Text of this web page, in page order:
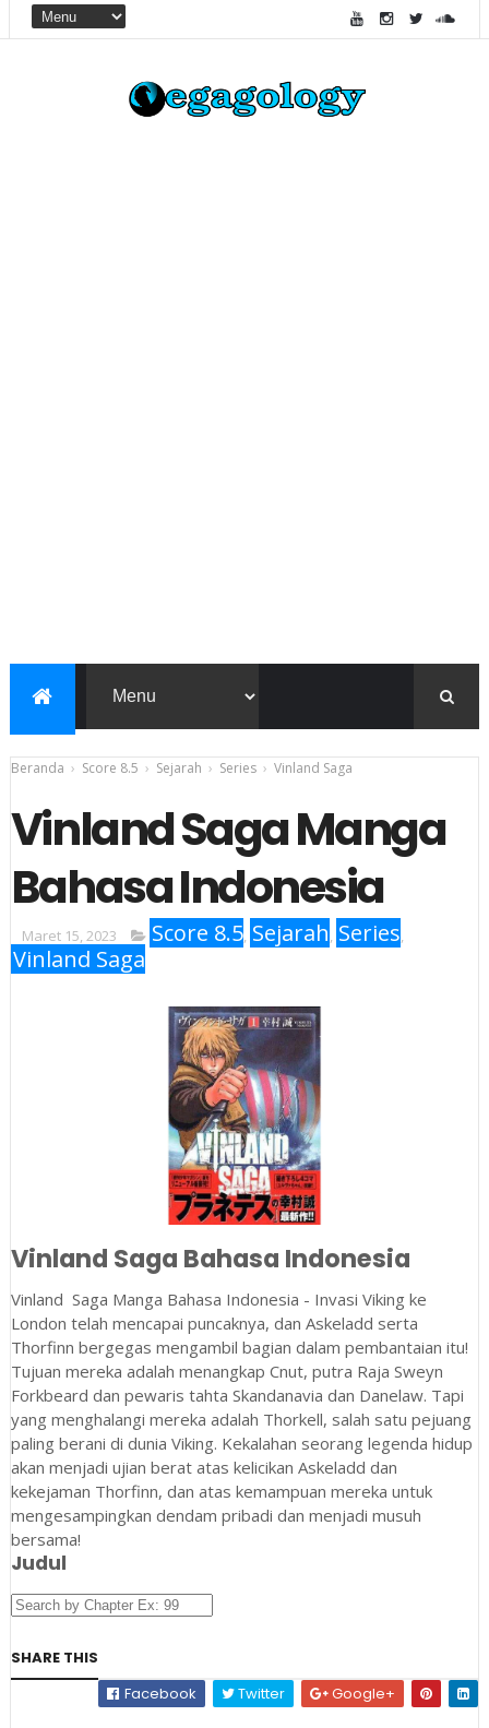
Beranda › Score 8.5 › Sejarah › Series › Vinland Saga
Vinland Saga Manga
Bahasa Indonesia
Maret 15, 2023 Score 8.5, Sejarah Series
Vinland Saga
Vinland Saga Bahasa Indonesia
Vinland Saga Manga Bahasa Indonesia - Invasi Viking ke
London telah mencapai puncaknya, dan Askeladd serta
Thorfinn bergegas mengambil bagian dalam pembantaian itu!
Tujuan mereka adalah menangkap Cnut, putra Raja Sweyn
Forkbeard dan pewaris tahta Skandanavia dan Danelaw. Tapi
yang menghalangi mereka adalah Thorkell, salah satu pejuang
paling berani di dunia Viking. Kekalahan seorang legenda hidup
akan menjadi ujian berat atas kelicikan Askeladd dan
kekejaman Thorfinn, dan atas kemampuan mereka untuk
mengesampingkan dendam pribadi dan menjadi musuh
bersama!
Judul
SHARE THIS
Facebook
Twitter Google+